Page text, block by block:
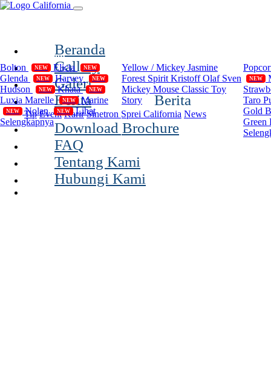
Beranda
Gallery
Galeri
Compilation
Bolton
NEW Elicia NEW
Glenda NEW Harvey NEW
Hudson NEW Khata NEW
Luxia Marelle NEW Marine
NEW Nolan NEW
Lihat
Selengkapnya
Yellow / Mickey Jasmine
Forest Spirit Kristoff Olaf Sven
Mickey Mouse Classic Toy
Story
NEW
Taro
Gold
Green
Berita Berita
Tip Event Karir Sinetron Sprei California News
Download Brochure
FAQ
Tentang Kami
Hubungi Kami